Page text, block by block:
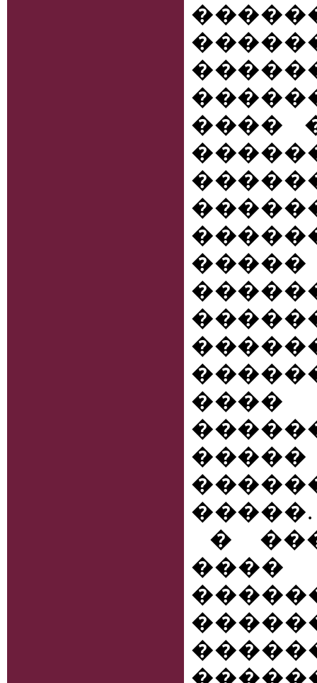
����
�����.
�
����